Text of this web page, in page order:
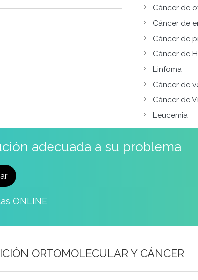
Cáncer de
Cáncer de
Cáncer de
Cáncer de
Linfoma
Cáncer de
Cáncer de
Leucemia
adecuada a su problema
ONLINE
ORTOMOLECULAR Y CÁNCER